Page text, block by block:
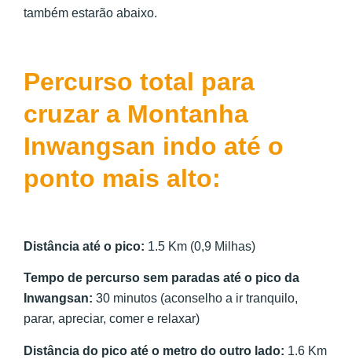
também estarão abaixo.
Percurso total para
cruzar a Montanha
Inwangsan indo até o
ponto mais alto:
Distância até o pico: 1.5 Km (0,9 Milhas)
Tempo de percurso sem paradas até o pico da
Inwangsan: 30 minutos (aconselho a ir tranquilo,
parar, apreciar, comer e relaxar)
Distância do pico até o metro do outro lado: 1.6 Km